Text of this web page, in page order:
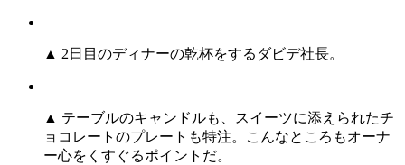
▲ 2日目のディナーの乾杯をするダビデ社長。
▲ テーブルのキャンドルも、スイーツに添えられたチ
ョコレートのプレートも特注。こんなところもオーナ
ー心をくすぐるポイントだ。